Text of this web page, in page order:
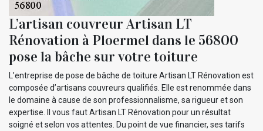
L’artisan couvreur Artisan LT
Rénovation à Ploermel dans le 56800
pose la bâche sur votre toiture
L’entreprise de pose de bâche de toiture Artisan LT Rénovation est
composée d’artisans couvreurs qualifiés. Elle est renommée dans
le domaine à cause de son professionnalisme, sa rigueur et son
expertise. Il vous faut Artisan LT Rénovation pour un résultat
soigné et selon vos attentes. Du point de vue financier, ses tarifs